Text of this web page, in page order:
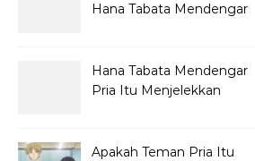
Hana Tabata Mendengar
Hana Tabata Mendengar
Pria Itu Menjelekkan
Apakah Teman Pria Itu